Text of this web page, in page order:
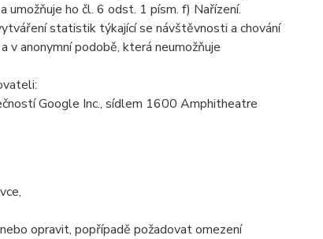
umožňuje ho čl. 6 odst. 1 písm. f) Nařízení.
statistik týkající se návštěvnosti a chování
v anonymní podobě, která neumožňuje
Google Inc., sídlem 1600 Amphitheatre
opravit, popřípadě požadovat omezení